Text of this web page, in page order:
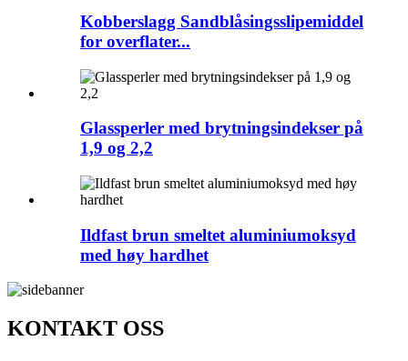
Kobberslagg Sandblåsingsslipemiddel
for overflater...
Glassperler med brytningsindekser på
1,9 og 2,2
Ildfast brun smeltet aluminiumoksyd
med høy hardhet
KONTAKT OSS